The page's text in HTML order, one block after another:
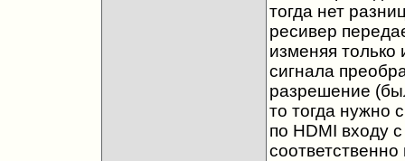
тогда нет
ресивер
изменяя только
сигнала
разрешение
то тогда нужно
по HDMI входу